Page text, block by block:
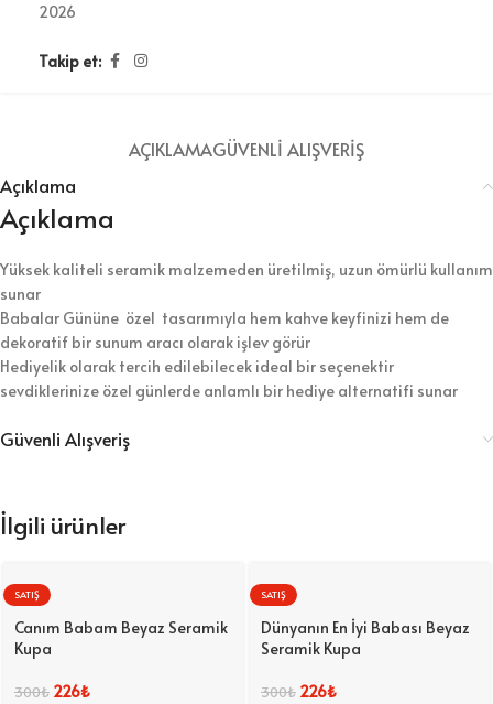
2026
Takip et:
AÇIKLAMAGÜVENLI ALIŞVERIŞ
Açıklama
Açıklama
Yüksek kaliteli seramik malzemeden üretilmiş, uzun ömürlü kullanım
sunar
Babalar Gününe özel tasarımıyla hem kahve keyfinizi hem de
dekoratif bir sunum aracı olarak işlev görür
Hediyelik olarak tercih edilebilecek ideal bir seçenektir
sevdiklerinize özel günlerde anlamlı bir hediye alternatifi sunar
Güvenli Alışveriş
İlgili ürünler
SATIŞ
Canım Babam Beyaz Seramik
Kupa
300₺ 226₺
SATIŞ
Dünyanın En İyi Babası Beyaz
Seramik Kupa
300₺ 226₺